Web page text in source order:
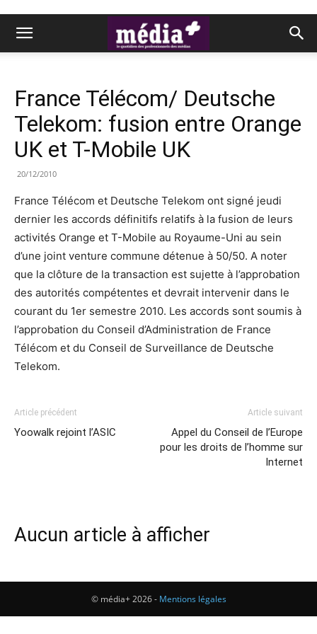
France Télécom/ Deutsche
Telekom: fusion entre Orange
UK et T-Mobile UK
20/12/2010
France Télécom et Deutsche Telekom ont signé jeudi
dernier les accords définitifs relatifs à la fusion de leurs
activités Orange et T-Mobile au Royaume-Uni au sein
d’une joint venture commune détenue à 50/50. A noter
que la clôture de la transaction est sujette à l’approbation
des autorités compétentes et devrait intervenir dans le
courant du 1er semestre 2010. Les accords sont soumis à
l’approbation du Conseil d’Administration de France
Télécom et du Conseil de Surveillance de Deutsche
Telekom.
Article précédent
Yoowalk rejoint l’ASIC
Article suivant
Appel du Conseil de l’Europe
pour les droits de l’homme sur
Internet
Aucun article à afficher
© média+ 2026 - Mentions légales